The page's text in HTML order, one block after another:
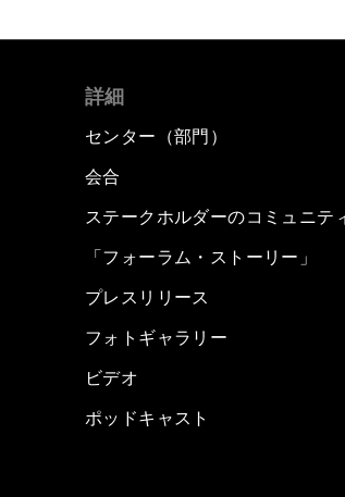
詳細
センター（部門）
会合
ステークホルダーのコミュニテ
「フォーラム・ストーリー」
プレスリリース
フォトギャラリー
ビデオ
ポッドキャスト